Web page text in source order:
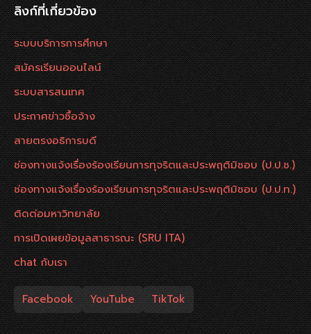
ลิงก์ที่เกี่ยวข้อง
ระบบบริการการศึกษา
สมัครเรียนออนไลน์
ระบบสารสนเทศ
ประกาศข่าวซื้อจ้าง
สายตรงอธิการบดี
ช่องทางแจ้งเรื่องร้องเรียนการทุจริตและประพฤติมิชอบ (ป.ป.ช.)
ช่องทางแจ้งเรื่องร้องเรียนการทุจริตและประพฤติมิชอบ (ป.ป.ท.)
ติดต่อมหาวิทยาลัย
การเปิดเผยข้อมูลสาธารณะ (SRU ITA)
chat กับเรา
Facebook YouTube TikTok